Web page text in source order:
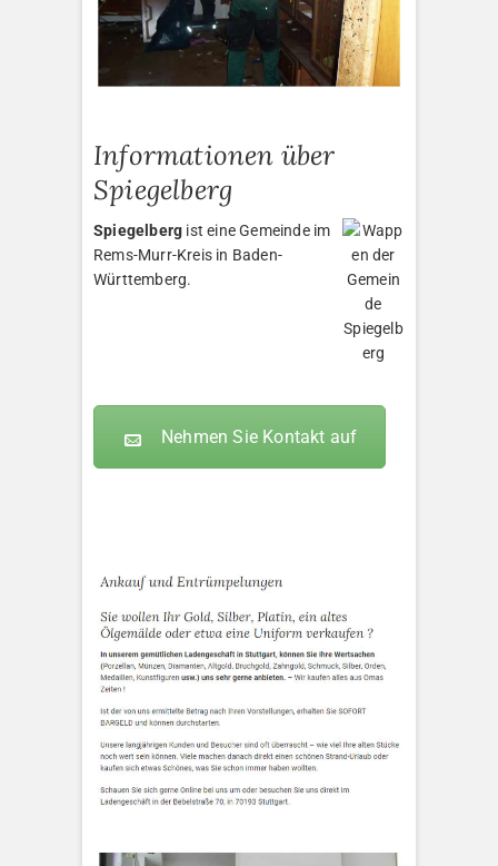
Informationen über
Spiegelberg
Spiegelberg ist eine Gemeinde im
Rems-Murr-Kreis in Baden-
Württemberg.
Nehmen Sie Kontakt auf